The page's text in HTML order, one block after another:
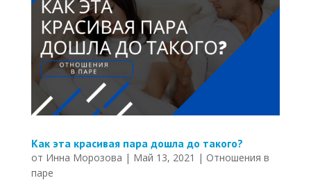
Как эта красивая пара дошла до такого?
от Инна Морозова | Май 13, 2021 | Отношения в
паре